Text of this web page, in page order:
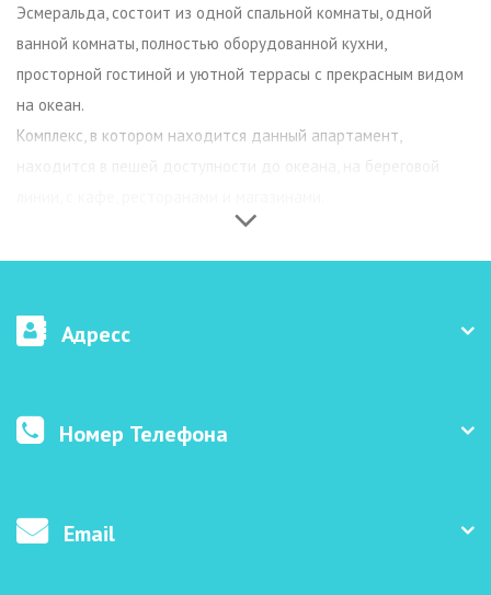
Эсмеральда, состоит из одной спальной комнаты, одной
ванной комнаты, полностью оборудованной кухни,
просторной гостиной и уютной террасы с прекрасным видом
на океан.
Комплекс, в котором находится данный апартамент,
находится в пешей доступности до океана, на береговой
Адресс
Номер Телефона
Email